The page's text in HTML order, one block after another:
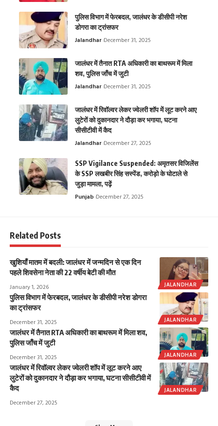
पुलिस विभाग में फेरबदल, जालंधर के डीसीपी नरेश
डोगरा का ट्रांसफर
Jalandhar December 31, 2025
जालंधर में तैनात RTA अधिकारी का बाथरूम में मिला
शव, पुलिस जाँच में जुटी
Jalandhar December 31, 2025
जालंधर में रिवॉल्वर लेकर ज्वेलरी शॉप में लूट करने आए
लुटेरों को दुकानदार ने दौड़ा कर भगाया, घटना
सीसीटीवी में कैद
Jalandhar December 27, 2025
SSP Vigilance Suspended: अमृतसर विजिलेंस
के SSP लखबीर सिंह सस्पेंड, करोड़ो के घोटाले से
जुड़ा मामला, पढ़ें
Punjab December 27, 2025
Related Posts
JALANDHAR
खुशियाँ मातम में बदली: जालंधर में जन्मदिन से एक दिन
पहले शिवसेना नेता की 22 वर्षीय बेटी की मौत
January 1, 2026
JALANDHAR
पुलिस विभाग में फेरबदल, जालंधर के डीसीपी नरेश डोगरा
का ट्रांसफर
December 31, 2025
JALANDHAR
जालंधर में तैनात RTA अधिकारी का बाथरूम में मिला शव,
पुलिस जाँच में जुटी
December 31, 2025
JALANDHAR
जालंधर में रिवॉल्वर लेकर ज्वेलरी शॉप में लूट करने आए
लुटेरों को दुकानदार ने दौड़ा कर भगाया, घटना सीसीटीवी में
कैद
December 27, 2025